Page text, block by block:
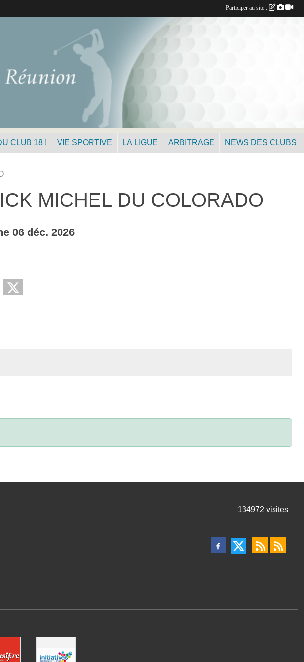
CLUB 18 ! VIE SPORTIVE LA LIGUE ARBITRAGE NEWS DES CLUBS
MICHEL DU COLORADO
06 déc. 2026
134972 visites
Participer au site :